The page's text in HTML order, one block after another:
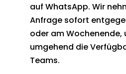
auf WhatsApp. Wir
Anfrage sofort
oder am Wochenende,
umgehend die
Teams.